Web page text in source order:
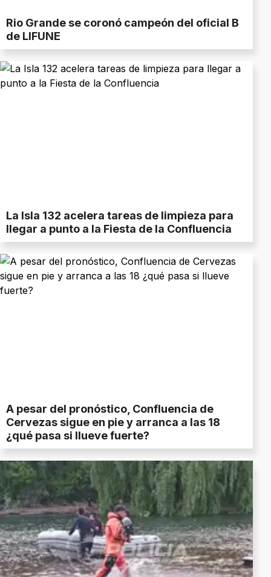
Rio Grande se coronó campeón del oficial B
de LIFUNE
La Isla 132 acelera tareas de limpieza para
llegar a punto a la Fiesta de la Confluencia
A pesar del pronóstico, Confluencia de
Cervezas sigue en pie y arranca a las 18
¿qué pasa si llueve fuerte?